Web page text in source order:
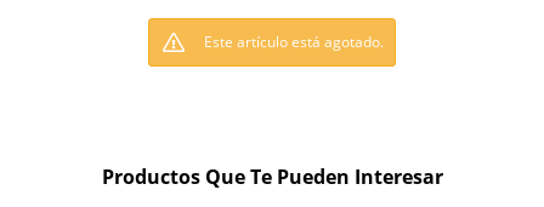
Este artículo está agotado.
Productos Que Te Pueden Interesar